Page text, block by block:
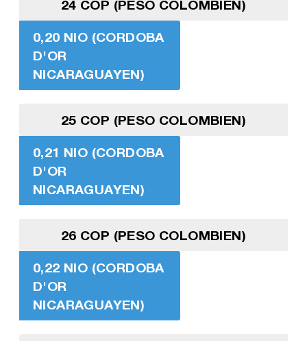
24 COP (PESO COLOMBIEN)
0,20 NIO (CORDOBA
D'OR
NICARAGUAYEN)
25 COP (PESO COLOMBIEN)
0,21 NIO (CORDOBA
D'OR
NICARAGUAYEN)
26 COP (PESO COLOMBIEN)
0,22 NIO (CORDOBA
D'OR
NICARAGUAYEN)